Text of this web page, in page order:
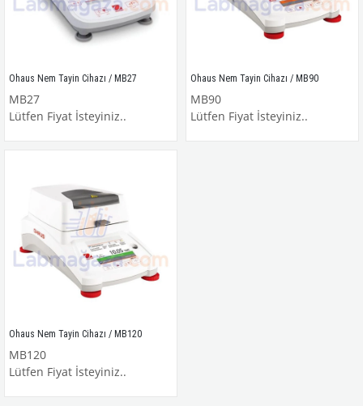
Ohaus Nem Tayin Cihazı / MB27
MB27
Lütfen Fiyat İsteyiniz..
Ohaus Nem Tayin Cihazı / MB90
MB90
Lütfen Fiyat İsteyiniz..
Ohaus Nem Tayin Cihazı / MB120
MB120
Lütfen Fiyat İsteyiniz..